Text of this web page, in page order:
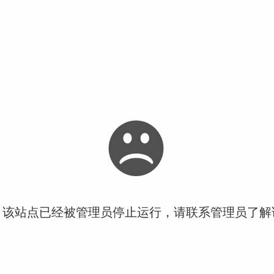
站点已经被管理员停止运行，请联系管理员了